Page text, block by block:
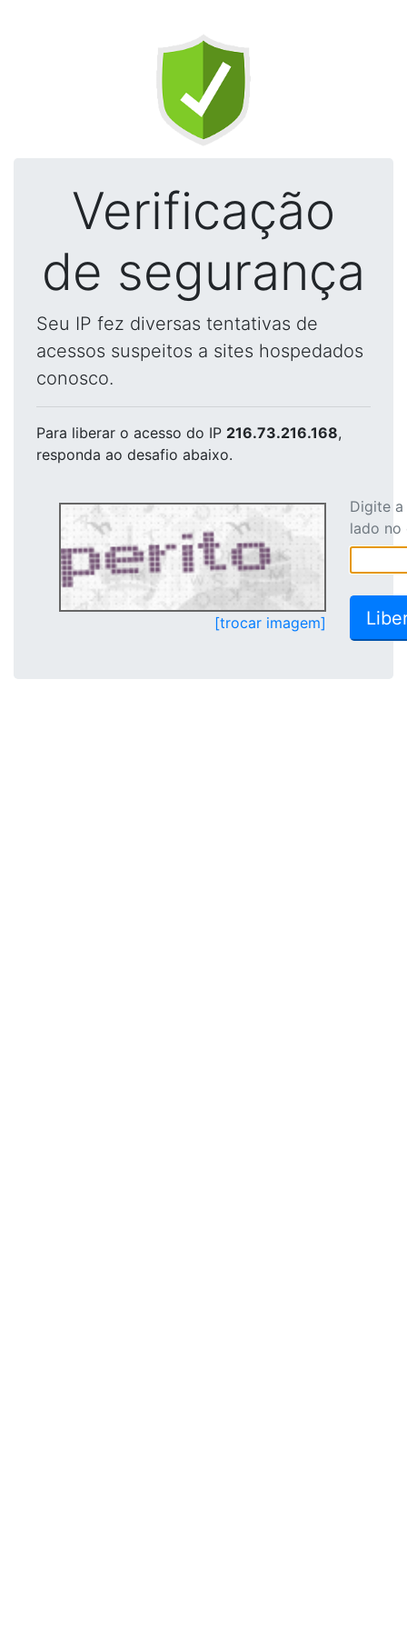
Verificação
de segurança
Seu IP fez diversas tentativas de
acessos suspeitos a sites hospedados
conosco.
Para liberar o acesso do IP 216.73.216.168,
responda ao desafio abaixo.
[trocar imagem]
Digite
lado no